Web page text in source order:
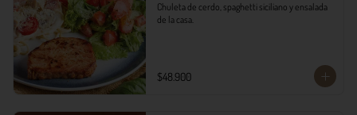
Chuleta de cerdo, spaghetti siciliano y ensalada
de la casa.
$48.900